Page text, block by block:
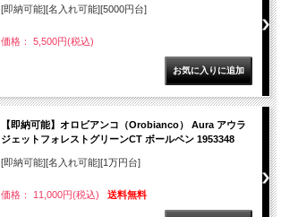
[即納可能][名入れ可能][5000円台]
価格： 5,500円(税込)
【即納可能】オロビアンコ（Orobianco） Aura アウラ
ジェットフォレストグリーンCT ボールペン 1953348
[即納可能][名入れ可能][1万円台]
価格： 11,000円(税込) 送料無料